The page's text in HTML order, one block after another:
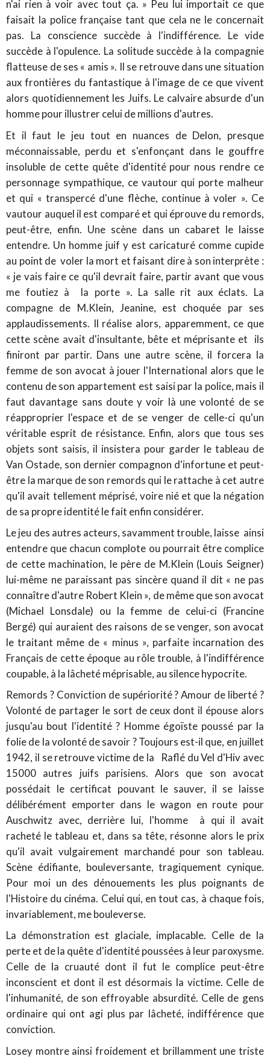
n'ai rien à voir avec tout ça. » Peu lui importait ce que
faisait la police française tant que cela ne le concernait
pas. La conscience succède à l'indifférence. Le vide
succède à l'opulence. La solitude succède à la compagnie
flatteuse de ses « amis ». Il se retrouve dans une situation
aux frontières du fantastique à l'image de ce que vivent
alors quotidiennement les Juifs. Le calvaire absurde d'un
homme pour illustrer celui de millions d'autres.
Et il faut le jeu tout en nuances de Delon, presque
méconnaissable, perdu et s'enfonçant dans le gouffre
insoluble de cette quête d'identité pour nous rendre ce
personnage sympathique, ce vautour qui porte malheur
et qui « transpercé d'une flèche, continue à voler ». Ce
vautour auquel il est comparé et qui éprouve du remords,
peut-être, enfin. Une scène dans un cabaret le laisse
entendre. Un homme juif y est caricaturé comme cupide
au point de voler la mort et faisant dire à son interprète :
« je vais faire ce qu'il devrait faire, partir avant que vous
me foutiez à la porte ». La salle rit aux éclats. La
compagne de M.Klein, Jeanine, est choquée par ses
applaudissements. Il réalise alors, apparemment, ce que
cette scène avait d'insultante, bête et méprisante et ils
finiront par partir. Dans une autre scène, il forcera la
femme de son avocat à jouer l'International alors que le
contenu de son appartement est saisi par la police, mais il
faut davantage sans doute y voir là une volonté de se
réapproprier l'espace et de se venger de celle-ci qu'un
véritable esprit de résistance. Enfin, alors que tous ses
objets sont saisis, il insistera pour garder le tableau de
Van Ostade, son dernier compagnon d'infortune et peut-
être la marque de son remords qui le rattache à cet autre
qu'il avait tellement méprisé, voire nié et que la négation
de sa propre identité le fait enfin considérer.
Le jeu des autres acteurs, savamment trouble, laisse ainsi
entendre que chacun complote ou pourrait être complice
de cette machination, le père de M.Klein (Louis Seigner)
lui-même ne paraissant pas sincère quand il dit « ne pas
connaître d'autre Robert Klein », de même que son avocat
(Michael Lonsdale) ou la femme de celui-ci (Francine
Bergé) qui auraient des raisons de se venger, son avocat
le traitant même de « minus », parfaite incarnation des
Français de cette époque au rôle trouble, à l'indifférence
coupable, à la lâcheté méprisable, au silence hypocrite.
Remords ? Conviction de supériorité ? Amour de liberté ?
Volonté de partager le sort de ceux dont il épouse alors
jusqu'au bout l'identité ? Homme égoïste poussé par la
folie de la volonté de savoir ? Toujours est-il que, en juillet
1942, il se retrouve victime de la Raflé du Vel d'Hiv avec
15000 autres juifs parisiens. Alors que son avocat
possédait le certificat pouvant le sauver, il se laisse
délibérément emporter dans le wagon en route pour
Auschwitz avec, derrière lui, l'homme à qui il avait
racheté le tableau et, dans sa tête, résonne alors le prix
qu'il avait vulgairement marchandé pour son tableau.
Scène édifiante, bouleversante, tragiquement cynique.
Pour moi un des dénouements les plus poignants de
l'Histoire du cinéma. Celui qui, en tout cas, à chaque fois,
invariablement, me bouleverse.
La démonstration est glaciale, implacable. Celle de la
perte et de la quête d'identité poussées à leur paroxysme.
Celle de la cruauté dont il fut le complice peut-être
inconscient et dont il est désormais la victime. Celle de
l'inhumanité, de son effroyable absurdité. Celle de gens
ordinaire qui ont agi plus par lâcheté, indifférence que
conviction.
Losey montre ainsi froidement et brillamment une triste